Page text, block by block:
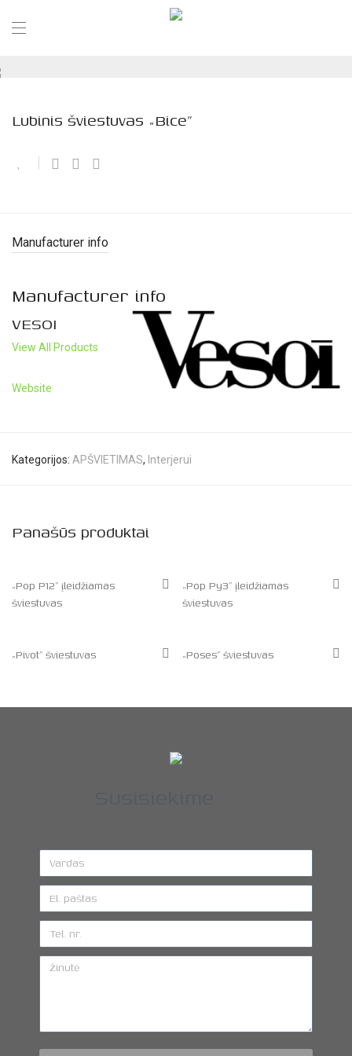
Lubinis šviestuvas „Bice”
Manufacturer info
Manufacturer info
VESOI
View All Products
Website
Kategorijos: APŠVIETIMAS, Interjerui
Panašūs produktai
„Pop P12” įleidžiamas
šviestuvas
„Pop Py3” įleidžiamas
šviestuvas
„Pivot” šviestuvas „Poses” šviestuvas